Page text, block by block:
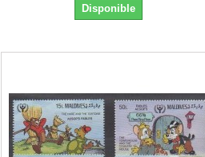
Disponible